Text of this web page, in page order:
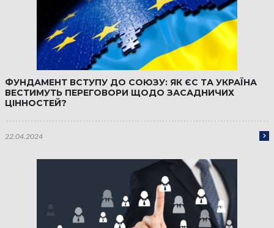
ФУНДАМЕНТ ВСТУПУ ДО СОЮЗУ: ЯК ЄС ТА УКРАЇНА
ВЕСТИМУТЬ ПЕРЕГОВОРИ ЩОДО ЗАСАДНИЧИХ
ЦІННОСТЕЙ?
22.04.2024